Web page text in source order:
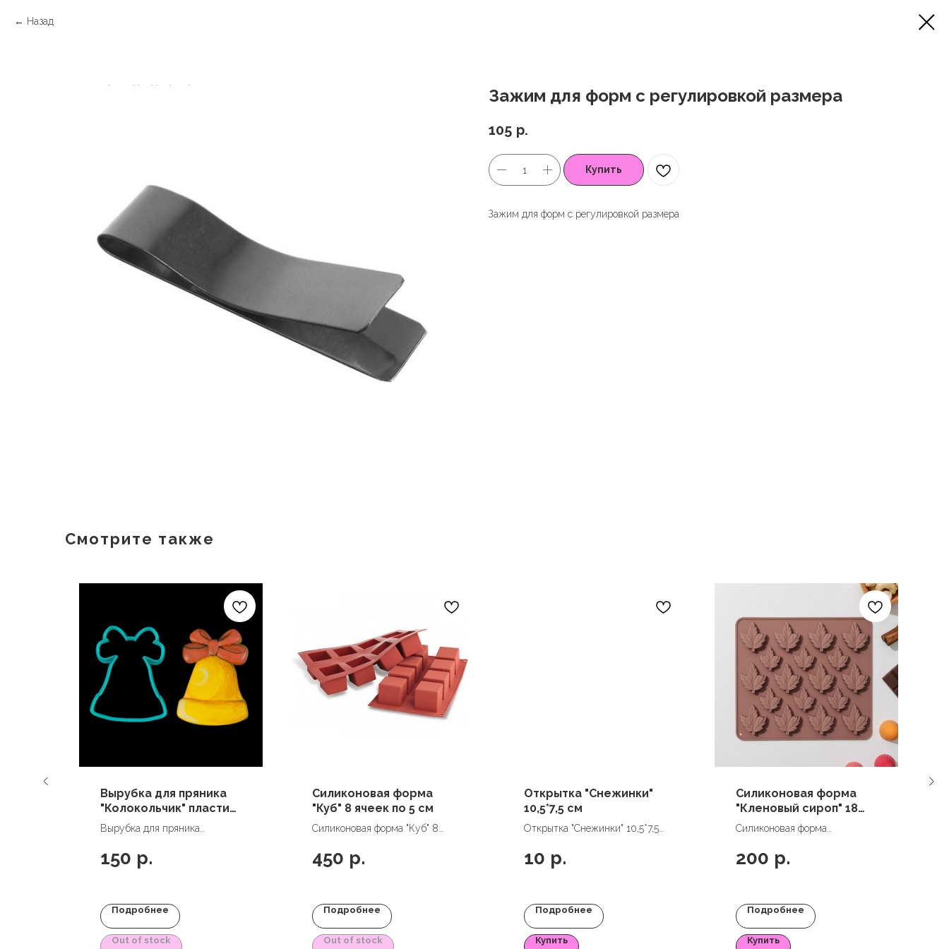
Назад
Зажим для форм с регулировкой размера
105 р.
Купить
Зажим для форм с регулировкой размера
Смотрите также
Вырубка для пряника
"Колокольчик" пластик,
9 см
Вырубка для пряника
150 р.
Подробнее
Out of stock
Силиконовая форма
"Куб" 8 ячеек по 5 см
Силиконовая форма "Куб" 8
450 р.
Подробнее
Out of stock
Открытка "Снежинки"
10,5*7,5 см
Открытка "Снежинки" 10,5*7,5
10 р.
Подробнее
Купить
Силиконовая форма
"Кленовый сироп" 18
ячеек
Силиконовая форма
200 р.
Подробнее
Купить